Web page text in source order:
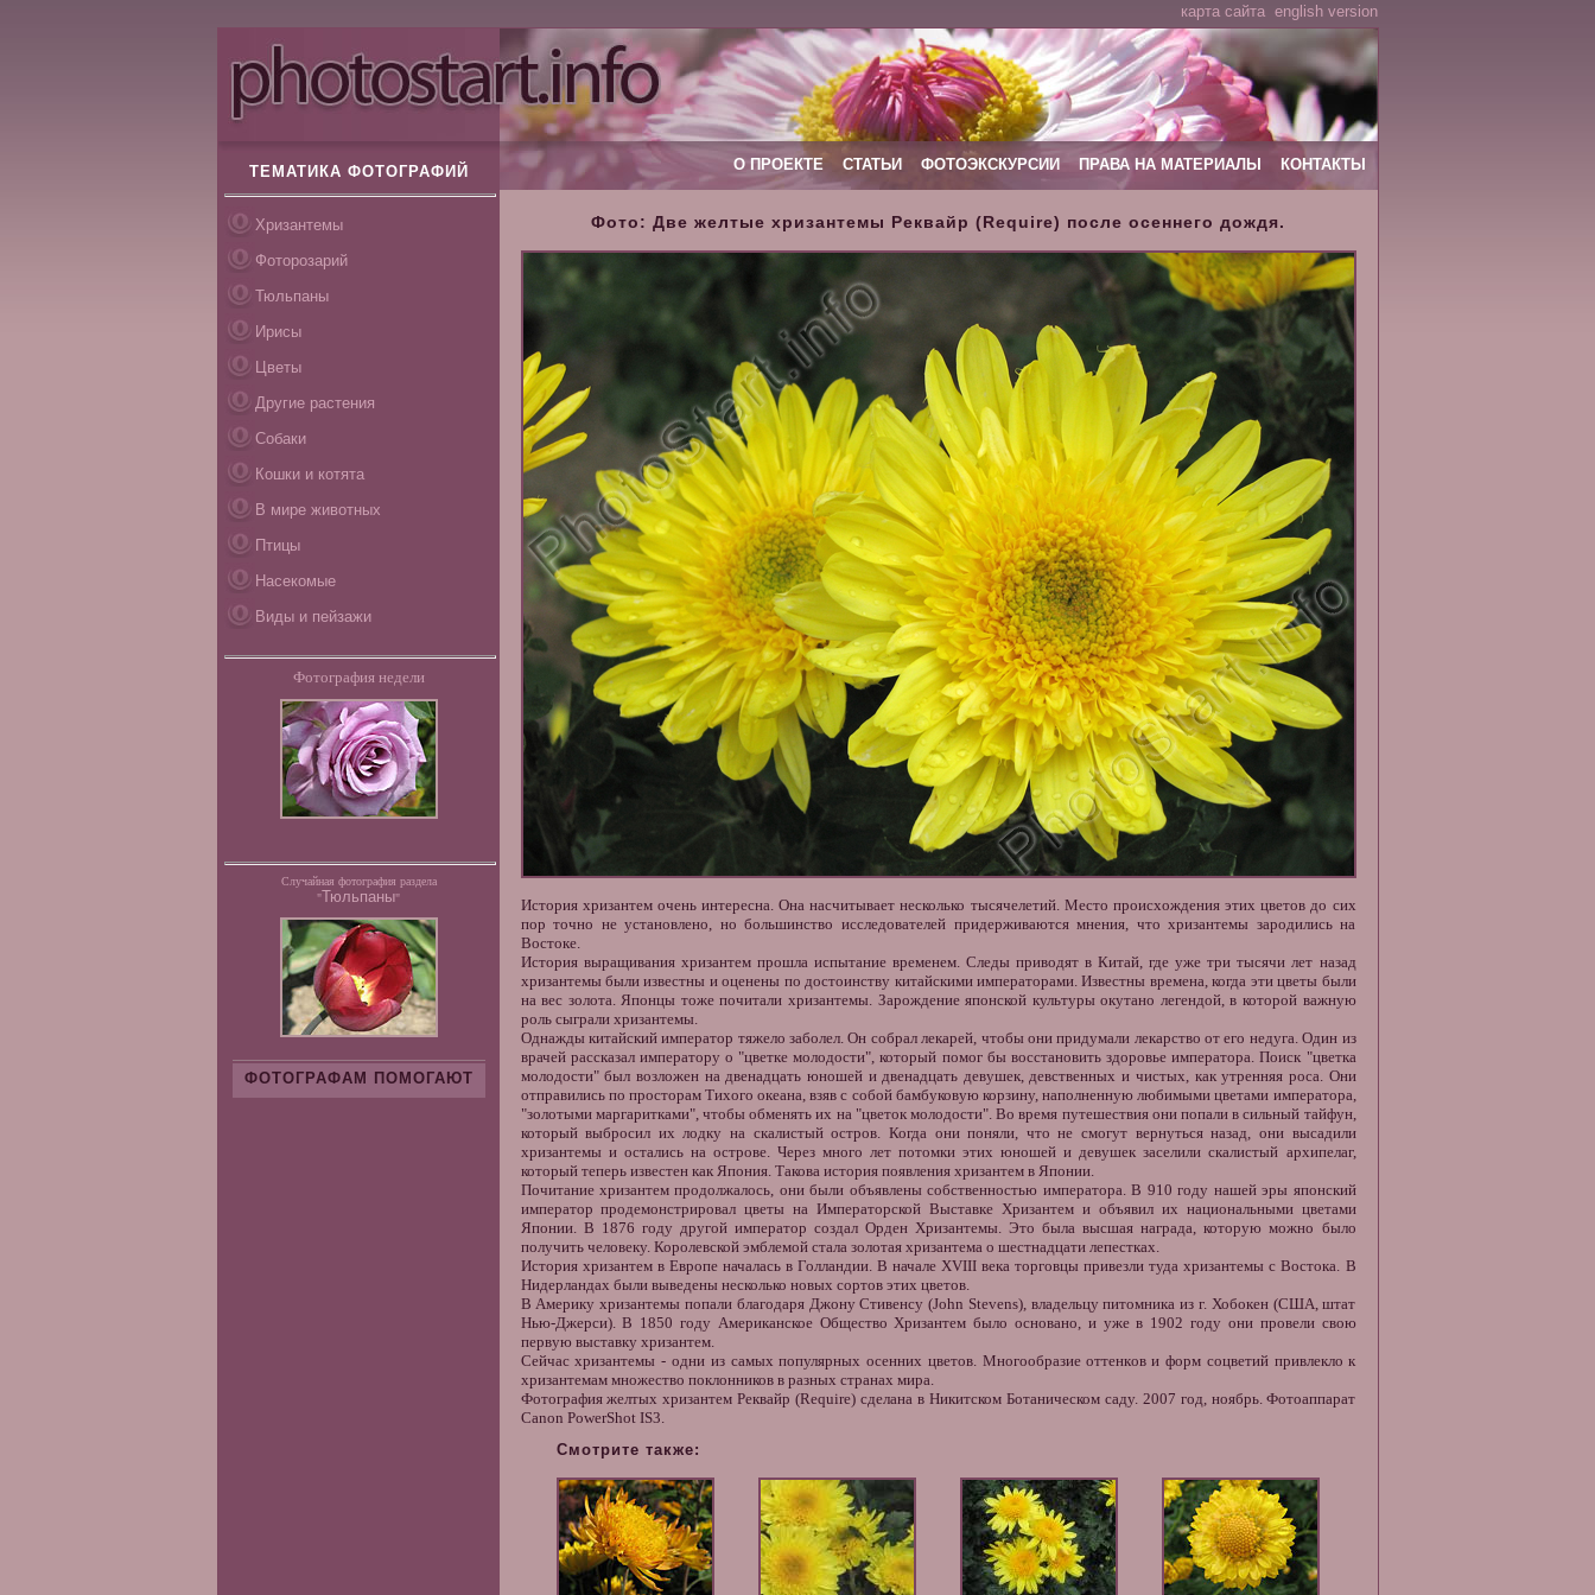
карта сайта english version
ТЕМАТИКА ФОТОГРАФИЙ
Хризантемы
Фоторозарий
Тюльпаны
Ирисы
Цветы
Другие растения
Собаки
Кошки и котята
В мире животных
Птицы
Насекомые
Виды и пейзажи
Фотография недели
Случайная фотография раздела
"Тюльпаны"
ФОТОГРАФАМ ПОМОГАЮТ
О ПРОЕКТЕ СТАТЬИ ФОТОЭКСКУРСИИ ПРАВА НА МАТЕРИАЛЫ КОНТАКТЫ
Фото: Две желтые хризантемы Реквайр (Require) после осеннего дождя.
История хризантемочень интересна. Она насчитывает несколько тысячелетий. Место происхождения этих цветов до сих
пор точно не установлено, но большинство исследователей придерживаются мнения, что хризантемы зародились на
Востоке.
История выращивания хризантемпрошла испытание временем. Следы приводят в Китай, где уже три тысячи лет назад
хризантемы были известны и оценены по достоинству китайскими императорами. Известны времена, когда эти цветы были
на вес золота. Японцы тоже почитали хризантемы. Зарождение японской культуры окутано легендой, в которой важную
роль сыграли хризантемы.
Однажды китайский император тяжело заболел. Он собрал лекарей, чтобы они придумали лекарство от его недуга. Один из
врачей рассказал императору о "цветке молодости", который помог бы восстановить здоровье императора. Поиск "цветка
молодости" был возложен на двенадцать юношей и двенадцать девушек, девственных и чистых, как утренняя роса. Они
отправились по просторам Тихого океана, взяв с собой бамбуковую корзину, наполненную любимыми цветами императора,
"золотыми маргаритками", чтобы обменять их на "цветок молодости". Во время путешествия они попали в сильный тайфун,
который выбросил их лодку на скалистый остров. Когда они поняли, что не смогут вернуться назад, они высадили
хризантемы и остались на острове. Через много лет потомки этих юношей и девушек заселили скалистый архипелаг,
который теперь известен как Япония. Такова история появления хризантемв Японии.
Почитание хризантем продолжалось, они были объявлены собственностью императора. В 910 году нашей эры японский
император продемонстрировал цветы на Императорской Выставке Хризантем и объявил их национальными цветами
Японии. В 1876 году другой император создал Орден Хризантемы. Это была высшая награда, которую можно было
получить человеку. Королевской эмблемой стала золотая хризантема о шестнадцати лепестках.
История хризантем в Европе началась в Голландии. В начале XVIII века торговцы привезли туда хризантемы с Востока. В
Нидерландах были выведены несколько новых сортов этих цветов.
В Америку хризантемы попали благодаря Джону Стивенсу (John Stevens), владельцу питомника из г. Хобокен (США, штат
Нью-Джерси). В 1850 году Американское Общество Хризантем было основано, и уже в 1902 году они провели свою
первую выставку хризантем.
Сейчас хризантемы - одни из самых популярных осенних цветов. Многообразие оттенков и форм соцветий привлекло к
хризантемам множество поклонников в разных странах мира.
Фотографияжелтых хризантем Реквайр (Require) сделана в Никитском Ботаническом саду. 2007 год, ноябрь. Фотоаппарат
Canon PowerShot IS3.
Смотрите также: